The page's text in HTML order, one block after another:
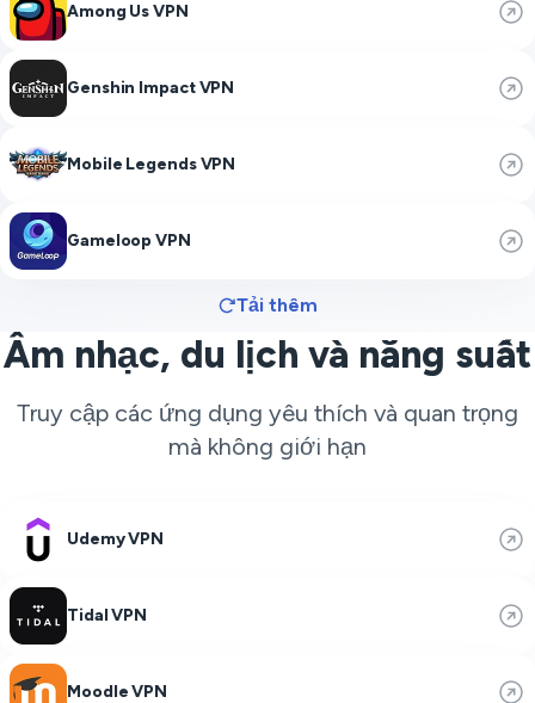
Among Us VPN
Genshin Impact VPN
Mobile Legends VPN
Gameloop VPN
Tải thêm
Âm nhạc, du lịch và năng suất
Truy cập các ứng dụng yêu thích và quan trọng
mà không giới hạn
Udemy VPN
Tidal VPN
Moodle VPN